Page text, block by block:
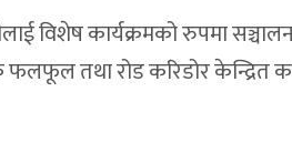
कार्यक्रमको रुपमा सञ्चालन
फलफूल तथा रोड करिडोर